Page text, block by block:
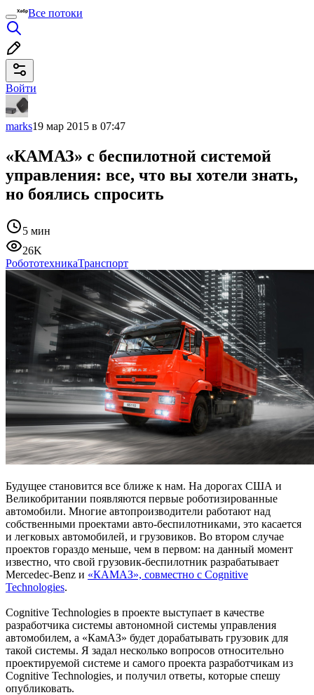
Все потоки
Войти
marks19 мар 2015 в 07:47
«КАМАЗ» с беспилотной системой
управления: все, что вы хотели знать,
но боялись спросить
5 мин
26K
РобототехникаТранспорт
Будущее становится все ближе к нам. На дорогах США и
Великобритании появляются первые роботизированные
автомобили. Многие автопроизводители работают над
собственными проектами авто-беспилотниками, это касается
и легковых автомобилей, и грузовиков. Во втором случае
проектов гораздо меньше, чем в первом: на данный момент
известно, что свой грузовик-беспилотник разрабатывает
Mercedec-Benz и «КАМАЗ», совместно с Cognitive
Technologies.
Cognitive Technologies в проекте выступает в качестве
разработчика системы автономной системы управления
автомобилем, а «КамАЗ» будет дорабатывать грузовик для
такой системы. Я задал несколько вопросов относительно
проектируемой системе и самого проекта разработчикам из
Cognitive Technologies, и получил ответы, которые спешу
опубликовать.